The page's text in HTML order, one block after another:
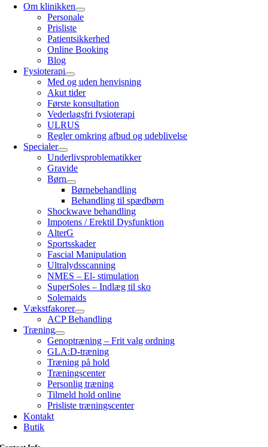
Om klinikken
Personale
Prisliste
Patientsikkerhed
Online Booking
Blog
Fysioterapi
Med og uden henvisning
Akut tider
Første konsultation
Vederlagsfri fysioterapi
ULRUS
Regler omkring afbud og udeblivelse
Specialer
Underlivsproblematikker
Gravide
Børn
Børnebehandling
Behandling til spædbørn
Shockwave behandling
Impotens / Erektil Dysfunktion
AlterG
Sportsskader
Fascial Manipulation
Ultralydsscanning
NMES – El- stimulation
SuperSoles – Indlæg til sko
Solemaids
Vækstfakorer
ACP Behandling
Træning
Genoptræning – Frit valg ordning
GLA:D-træning
Træning på hold
Træningscenter
Personlig træning
Tilmeld hold online
Prisliste træningscenter
Kontakt
Butik